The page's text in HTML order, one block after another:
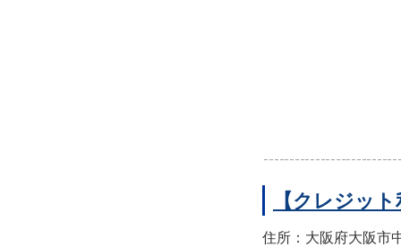
【クレジッ
住所：大阪府大阪市